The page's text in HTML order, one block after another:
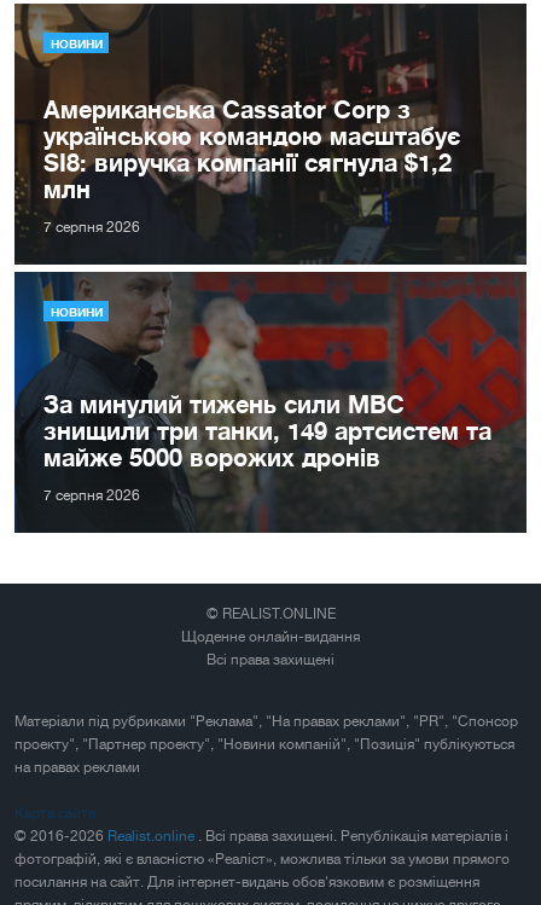
НОВИНИ
Американська Cassator Corp з
українською командою масштабує
SI8: виручка компанії сягнула $1,2
млн
7 серпня 2026
НОВИНИ
За минулий тижень сили МВС
знищили три танки, 149 артсистем та
майже 5000 ворожих дронів
7 серпня 2026
© REALIST.ONLINE
Щоденне онлайн-видання
Всі права захищені
Матеріали під рубриками "Реклама", "На правах реклами", "PR", "Спонсор
проекту", "Партнер проекту", "Новини компаній", "Позиція" публікуються
на правах реклами
Карта сайта
© 2016-2026 Realist.online . Всі права захищені. Републікація матеріалів і
фотографій, які є власністю «Реаліст», можлива тільки за умови прямого
посилання на сайт. Для інтернет-видань обов'язковим є розміщення